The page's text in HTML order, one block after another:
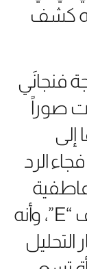
كشف
فنجانَي
صوراً
إلى
الرد
بامرأة غامضة يبدأ اسمها بحرف “E”، وأنه
التحليل